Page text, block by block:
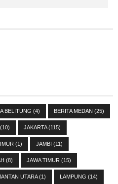
BELITUNG (4) BERITA MEDAN (25)
(10) JAKARTA(115)
(1) JAMBI (11)
(8) JAWA TIMUR (15)
UTARA(1) LAMPUNG (14)